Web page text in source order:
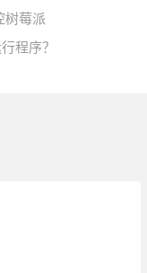
树莓派
程序？